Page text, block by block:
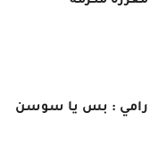
رامي : بس يا سوسن